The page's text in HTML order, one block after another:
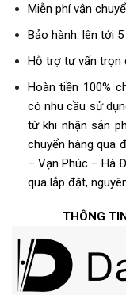
Miễn phí vận
Bảo hành: lên tới 5
Hỗ trợ tư vấn trọn
Hoàn tiền 100%
có nhu cầu sử
từ khi nhận sản
chuyển hàng qua
– Vạn Phúc – Hà
qua lắp đặt,
THÔNG